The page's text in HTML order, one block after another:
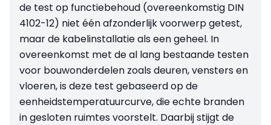
de test op functiebehoud (overeenkomstig DIN
4102-12) niet één afzonderlijk voorwerp getest,
maar de kabelinstallatie als een geheel. In
overeenkomst met de al lang bestaande testen
voor bouwonderdelen zoals deuren, vensters en
vloeren, is deze test gebaseerd op de
eenheidstemperatuurcurve, die echte branden
in gesloten ruimtes voorstelt. Daarbij stijgt de